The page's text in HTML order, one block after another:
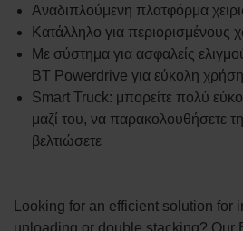
Αναδιπλούμενη πλατφόρμα
Κατάλληλο για περιορισμένους
Με σύστημα για ασφαλείς
BT Powerdrive για εύκολη χρήση
Smart Truck: μπορείτε πολύ
μαζί του, να παρακολουθήσετε
βελτιώσετε
Looking for an efficient solution for
unloading or double stacking? Our